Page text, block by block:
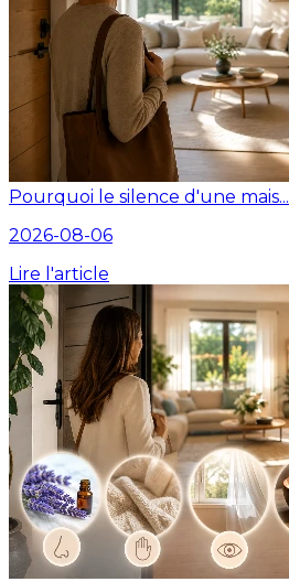
Pourquoi le silence d'une mais...
2026-08-06
Lire l'article